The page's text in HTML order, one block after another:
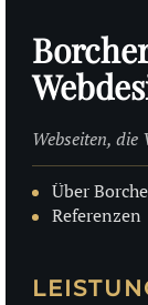
Webseiten,
Über
Referenzen